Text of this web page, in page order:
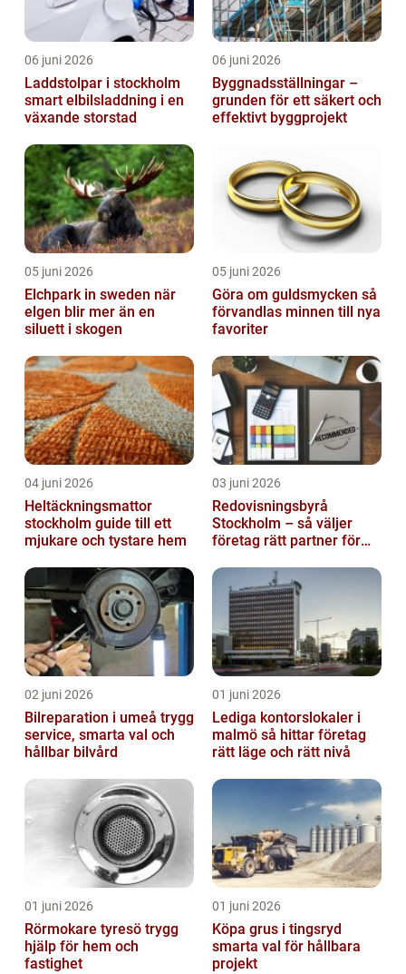
06 juni 2026
Laddstolpar i stockholm
smart elbilsladdning i en
växande storstad
06 juni 2026
Byggnadsställningar –
grunden för ett säkert och
effektivt byggprojekt
05 juni 2026
Elchpark in sweden när
elgen blir mer än en
siluett i skogen
05 juni 2026
Göra om guldsmycken så
förvandlas minnen till nya
favoriter
04 juni 2026
Heltäckningsmattor
stockholm guide till ett
mjukare och tystare hem
03 juni 2026
Redovisningsbyrå
Stockholm – så väljer
företag rätt partner för
02 juni 2026
Bilreparation i umeå trygg
service, smarta val och
hållbar bilvård
01 juni 2026
Lediga kontorslokaler i
malmö så hittar företag
rätt läge och rätt nivå
01 juni 2026
Rörmokare tyresö trygg
hjälp för hem och
fastighet
01 juni 2026
Köpa grus i tingsryd
smarta val för hållbara
projekt